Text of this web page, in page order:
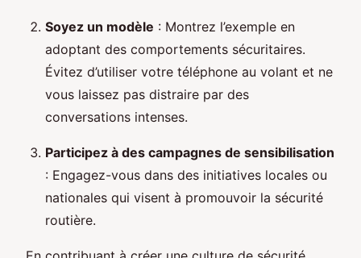
Soyez un modèle : Montrez l’exemple en
adoptant des comportements sécuritaires.
Évitez d’utiliser votre téléphone au volant et ne
vous laissez pas distraire par des
conversations intenses.
Participez à des campagnes de sensibilisation
: Engagez-vous dans des initiatives locales ou
nationales qui visent à promouvoir la sécurité
routière.